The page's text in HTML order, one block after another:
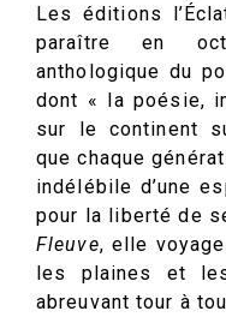
Les éditions
paraître en
anthologique du
dont « la poésie,
sur le continent
que chaque
indélébile d’une
pour la liberté de
Fleuve, elle
les plaines et
abreuvant tour à